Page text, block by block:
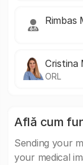
Rimbas
Cristina
ORL
Află cum
Sending your
your medical